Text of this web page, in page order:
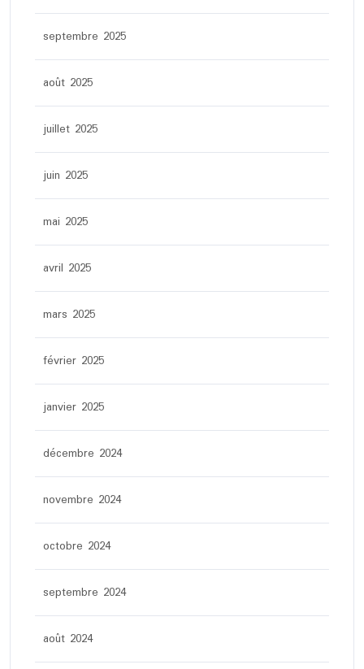
septembre 2025
août 2025
juillet 2025
juin 2025
mai 2025
avril 2025
mars 2025
février 2025
janvier 2025
décembre 2024
novembre 2024
octobre 2024
septembre 2024
août 2024